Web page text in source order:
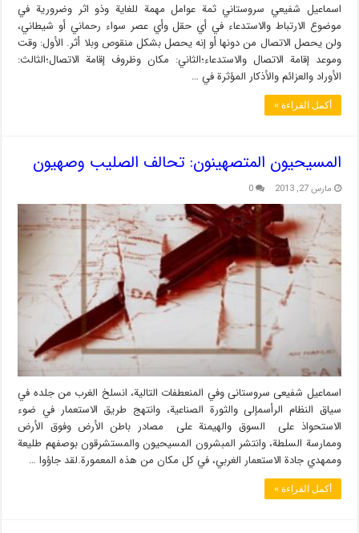
اسماعيل شفيعي سروستاني ثمة عوامل مهمة للغاية وذو اثر وضرورية في
موضوع الارتباط والاستدعاء في أي حقل وأي عصر سواء رحماني أو شيطاني،
ولن يحصل الاتصال من دونها أو إنه يحصل بشكل منقوص وبلا أثر. الأول: وقت
وموعد إقامة الاتصال والاستدعاء؛الثاني: مكان وظروف إقامة الاتصال؛الثالث:
الأوراد والعزائم والأذكار المؤثرة في …
أكمل القراءة »
المسيحيون المتصهينون: تحالف الصليب وصهيون
مارس 27, 2013 0
اسماعیل شفیعی سروستانی وفي المنعطفات التالية، انسلخ الغرب من جلده في
سياق النظام الرأسمإلى والثورة الصناعية، وانتهج طريق الاستعمار في ضوء
الاستحواذ على السوق والهيمنة على مصادر باطن الأرض وفوق الأرض
وممارسة السلطة، وانتشر المبشرون المسيحيون والمستشرقون بوصفهم طليعة
وممهدي جادة الاستعمار الغربي، في كل مكان من هذه المعمورة.لقد جاؤوا …
أكمل القراءة »